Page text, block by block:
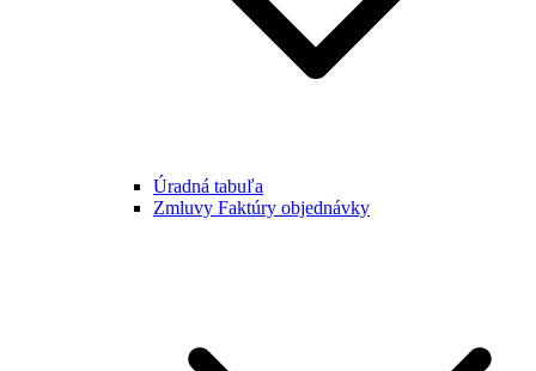
Úradná tabuľa
Zmluvy Faktúry objednávky